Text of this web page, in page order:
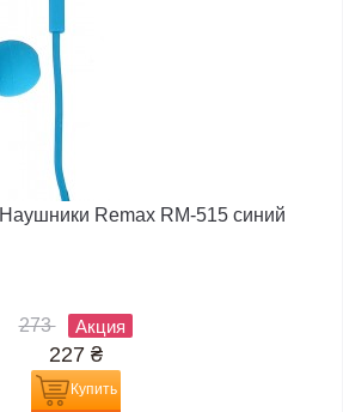
Наушники Remax RM-515 синий
273 Акция
227 ₴
Купить